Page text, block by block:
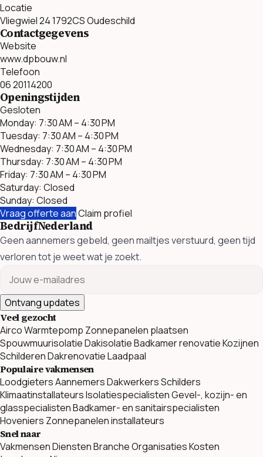
Locatie
Vliegwiel 24 1792CS Oudeschild
Contactgegevens
Website
www.dpbouw.nl
Telefoon
06 20114200
Openingstijden
Gesloten
Monday: 7:30 AM – 4:30 PM
Tuesday: 7:30 AM – 4:30 PM
Wednesday: 7:30 AM – 4:30 PM
Thursday: 7:30 AM – 4:30 PM
Friday: 7:30 AM – 4:30 PM
Saturday: Closed
Sunday: Closed
Vraag offerte aanClaim profiel
BedrijfNederland
Geen aannemers gebeld, geen mailtjes verstuurd, geen tijd
verloren tot je weet wat je zoekt.
Ontvang updates
Veel gezocht
AircoWarmtepomp Zonnepanelen plaatsen
SpouwmuurisolatieDakisolatieBadkamer renovatieKozijnen
SchilderenDakrenovatieLaadpaal
Populaire vakmensen
LoodgietersAannemersDakwerkersSchilders
KlimaatinstallateursIsolatiespecialistenGevel-, kozijn- en
glasspecialistenBadkamer- en sanitairspecialisten
Hoveniers Zonnepanelen installateurs
Snel naar
VakmensenDienstenBranche OrganisatiesKosten